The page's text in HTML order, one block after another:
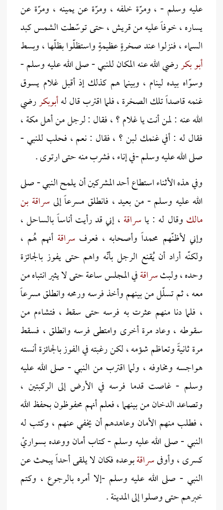
عليه وسلم - ، ومرّة خلفه ، ومرّة عن يمينه ، ومرّة عن
يساره ، خوفاً عليه من قريش ، حتى توسّطت الشمس كبد
السماء ، فنزلوا عند صخرةٍ عظيمةٍ واستظلّوا بظلّها ، وبسط
أبو بكررضي الله عنه المكان للنبي - صلى الله عليه وسلم -
وسوّاه بيده لينام ، وبينما هم كذلك إذ أقبل غلام يسوق
غنمه قاصداً تلك الصخرة ، فلما اقترب قال لهأبوبكررضي
الله عنه : لمن أنت يا غلام ؟ ، فقال : لرجل من أهل مكة ،
فقال له : أفي غنمك لبن ؟ ، فقال : نعم ، فحلب للنبي -
صلى الله عليه وسلم -في إناء ، فشرب منه حتى ارتوى .
وفي هذه الأثناء استطاع أحد المشركين أن يلمح النبي - صلى
الله عليه وسلم - من بعيد ، فانطلق مسرعاً إلىسراقة بن
مالك وقال له : ياسراقة ، إني قد رأيت أناساً بالساحل ،
وإني لأظنّهم محمداً وأصحابه ، فعرفسراقةأنهم هُم ،
ولكنّه أراد أن يُقنع الرجل بأنّه واهم حتى يفوز بالجائزة
وحده ، ولبثسراقةفي المجلس ساعة حتى لا يثير انتباه من
معه ، ثم تسلّل من بينهم وأخذ فرسه ورمحه وانطلق مسرعاً
، فلما دنا منهم عثرت به فرسه حتى سقط ، فتشاءم من
سقوطه ، وعاد مرة أخرى وامتطى فرسه وانطلق ، فسقط
مرة ثانيةً وتعاظم شؤمه ، لكن رغبته في الفوز بالجائزة أنسته
هواجسه ومخاوفه ، ولما اقترب من النبي - صلى الله عليه
وسلم - غاصت قدما فرسه في الأرض إلى الركبتين ،
وتصاعد الدخان من بينهما ، فعلم أنهم محفوظون بحفظ الله
، فطلب منهم الأمان وعاهدهم أن يخفي عنهم ، وكتب له
النبي - صلى الله عليه وسلم - كتاب أمان ووعده بسواريْ
كسرى ، وأوفىسراقةبوعده فكان لا يلقى أحداً يبحث عن
النبي - صلى الله عليه وسلم -إلا أمره بالرجوع ، وكتم
خبرهم حتى وصلوا إلى المدينة .